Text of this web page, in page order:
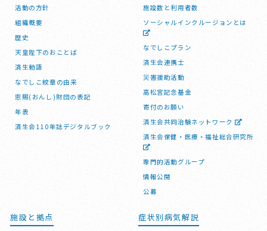
活動の方針
組織概要
歴史
天皇陛下のおことば
済生勅語
なでしこ紋章の由来
恩賜(おんし)財団の表記
年表
済生会110年誌デジタルブック
施設数と利用者数
ソーシャルインクルージョンとは
なでしこプラン
済生会連携士
災害援助活動
高松宮記念基金
寄付のお願い
済生会共同治験ネットワーク
済生会保健・医療・福祉総合研究所
専門的活動グループ
情報公開
公募
施設と拠点 症状別病気解説